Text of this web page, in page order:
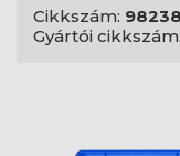
Cikkszám:
Gyártói cikkszám: